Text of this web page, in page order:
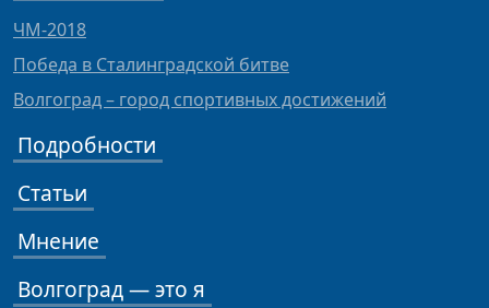
ЧМ-2018
Победа в Сталинградской битве
Волгоград – город спортивных достижений
Подробности
Статьи
Мнение
Волгоград — это я